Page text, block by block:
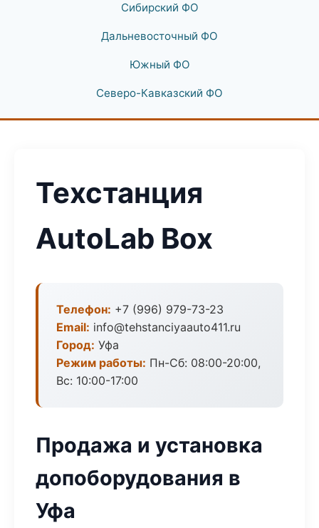
Сибирский ФО
Дальневосточный ФО
Южный ФО
Северо-Кавказский ФО
Техстанция
AutoLab Box
Телефон: +7 (996) 979-73-23
Email: info@tehstanciyaauto411.ru
Город: Уфа
Режим работы: Пн-Сб: 08:00-20:00,
Вс: 10:00-17:00
Продажа и установка
допоборудования в
Уфа